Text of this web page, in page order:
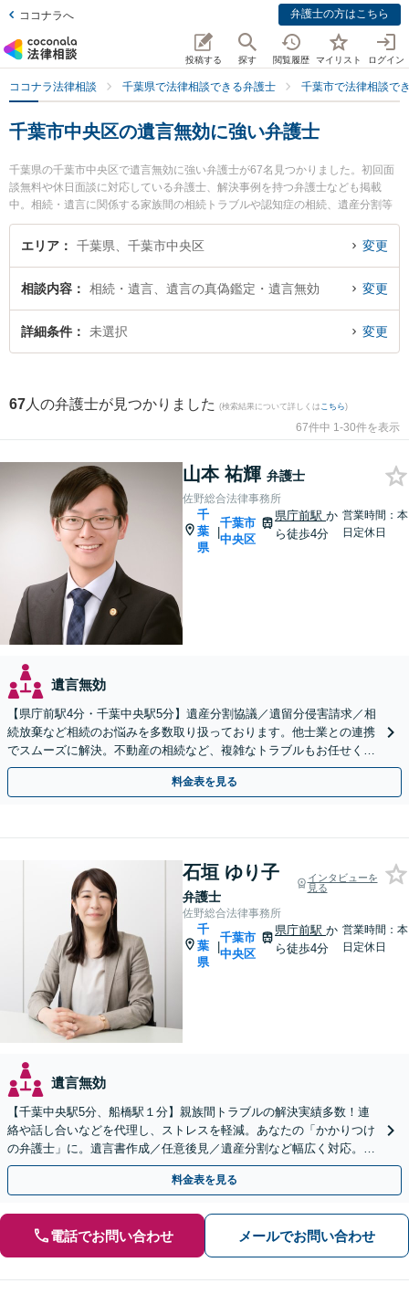
ココナラへ 弁護士の方はこちら
投稿する 探す 閲覧履歴 マイリスト ログイン
ココナラ法律相談 千葉県で法律相談できる弁護士 千葉市で法律相談で
千葉市中央区の遺言無効に強い弁護士
千葉県の千葉市中央区で遺言無効に強い弁護士が67名見つかりました。初回面
談無料や休日面談に対応している弁護士、解決事例を持つ弁護士なども掲載
中。相続・遺言に関係する家族間の相続トラブルや認知症の相続、遺産分割等
の細かな分野での絞り込み検索もでき便利です。特に佐野総合法律事務所の山
本 祐輝弁護士や佐野総合法律事務所の石垣 ゆり子弁護士、佐野総合法律事務所
弁護士に相談したい』『遺言無効のトラブル解決の実績豊富な近くの弁護士を
検索したい』『初回相談無料で遺言無効を法律相談できる千葉市中央区内の弁
護士に相談予約したい』などでお困りの相談者さんにおすすめです。
エリア 千葉県、千葉市中央区 変更
相談内容 相続・遺言、遺言の真偽鑑定・遺言無効 変更
詳細条件 未選択 変更
67 人の弁護士が見つかりました (検索結果について詳しくは こちら)
67件中 1-30件を表示
山本 祐輝 弁護士
佐野総合法律事務所
千
葉
県
|
千葉市
中央区
県庁前駅か
ら徒歩4分
営業時間：本
日定休日
遺言無効
【県庁前駅4分・千葉中央駅5分】遺産分割協議／遺留分侵害請求／相
続放棄など相続のお悩みを多数取り扱っております。他士業との連携
でスムーズに解決。不動産の相続など、複雑なトラブルもお任せくだ
さい。【初回面談相談30分無料】
料金表を見る
石垣 ゆり子
弁護士
インタビューを
見る
佐野総合法律事務所
千
葉
県
|
千葉市
中央区
県庁前駅か
ら徒歩4分
営業時間：本
日定休日
遺言無効
【千葉中央駅5分、船橋駅１分】親族間トラブルの解決実績多数！連
絡や話し合いなどを代理し、ストレスを軽減。あなたの「かかりつけ
の弁護士」に。遺言書作成／任意後見／遺産分割など幅広く対応。お
気軽にご相談ください！【初回来所相談30分無料】
料金表を見る
電話でお問い合わせ メールでお問い合わせ